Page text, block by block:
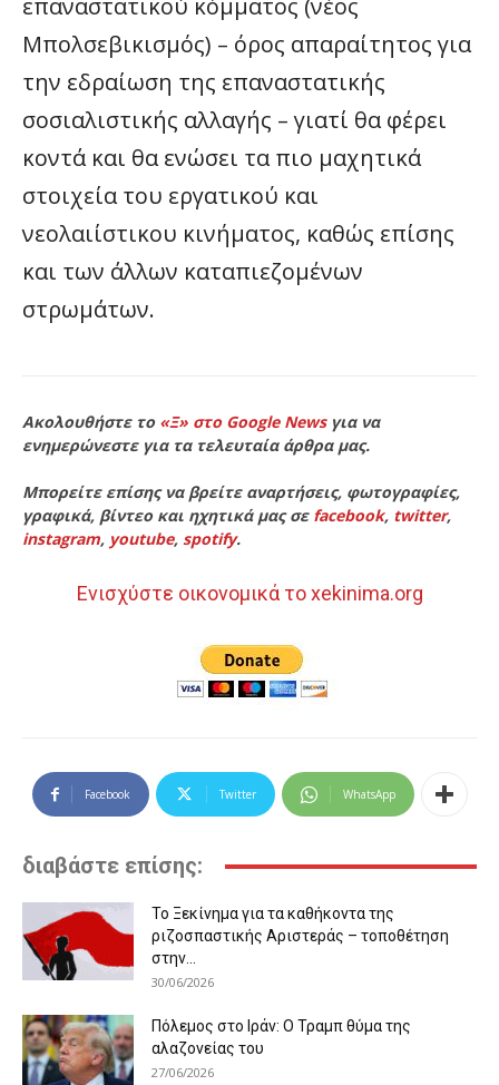
επαναστατικού κόμματος (νέος
Μπολσεβικισμός) – όρος απαραίτητος για
την εδραίωση της επαναστατικής
σοσιαλιστικής αλλαγής – γιατί θα φέρει
κοντά και θα ενώσει τα πιο μαχητικά
στοιχεία του εργατικού και
νεολαιίστικου κινήματος, καθώς επίσης
και των άλλων καταπιεζομένων
στρωμάτων.
Ακολουθήστε το «Ξ» στο Google Newsγια να
ενημερώνεστε για τα τελευταία άρθρα μας.
Μπορείτε επίσης να βρείτε αναρτήσεις, φωτογραφίες,
γραφικά, βίντεο και ηχητικά μας σε facebook, twitter,
instagram, youtube, spotify.
Ενισχύστε οικονομικά το xekinima.org
Facebook Twitter WhatsApp
διαβάστε επίσης:
Το Ξεκίνημα για τα καθήκοντα της
ριζοσπαστικής Αριστεράς – τοποθέτηση
στην...
30/06/2026
Πόλεμος στο Ιράν: Ο Τραμπ θύμα της
αλαζονείας του
27/06/2026